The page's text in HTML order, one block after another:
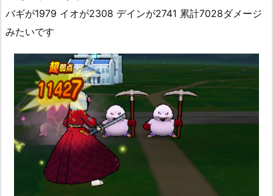
バギが1979 イオが2308 デインが2741 累計7028ダメージ
みたいです